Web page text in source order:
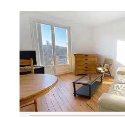
COMPIEGNE 60
54,50 m
, 3 pièces
Ref : 17297
Appartement F3 à louer
720 €
par mois charges comprises
Visiter le site dédié